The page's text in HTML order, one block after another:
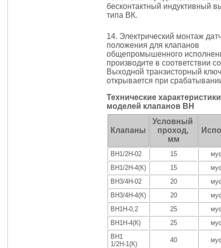
бесконтактный индуктивный
типа ВК.
14. Электрический монтаж
положения для клапанов
общепромышенного
производите в соответствии
Выходной транзисторный
открывается при
Технические
моделей клапанов ВН
Клапаны
Условный
проход,
мм
ВН1/2Н-02 15
ВН1/2Н-4(К)
15
ВН3/4Н-02
20
ВН3/4Н-4(К)
20
ВН1Н-0,2
25
ВН1Н-4(К)
25
ВН1
1/2Н-1(К)
40